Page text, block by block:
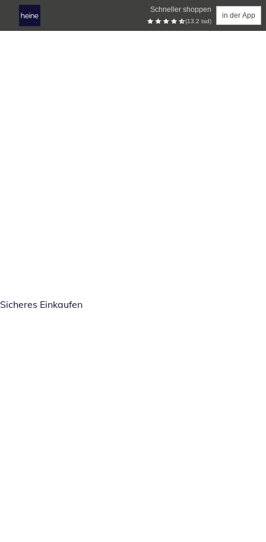
Schneller shoppen
(13.2 tsd)
in der App
Sicheres Einkaufen